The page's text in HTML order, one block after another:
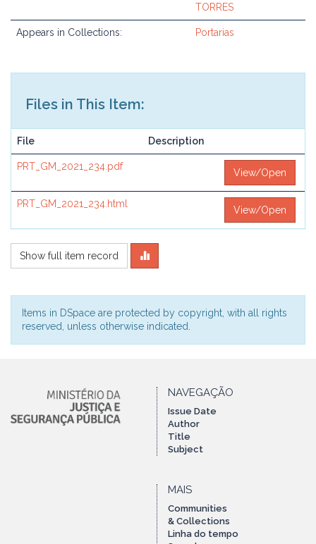
TORRES
Appears in Collections: Portarias
Files in This Item:
File Description
PRT_GM_2021_234.pdf
View/Open
PRT_GM_2021_234.html
View/Open
Show full item record
Items in DSpace are protected by copyright, with all rights
reserved, unless otherwise indicated.
NAVEGAÇÃO
Issue Date
Author
Title
Subject
MAIS
Communities
& Collections
Linha do tempo